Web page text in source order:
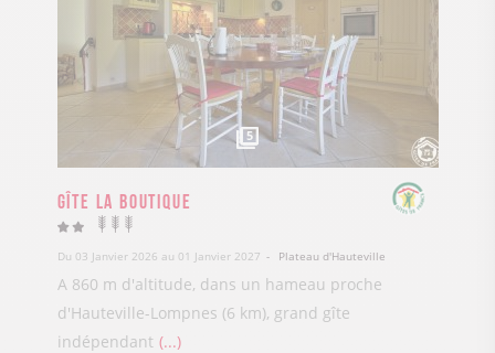
5
Gîte La Boutique
Du 03 Janvier 2026 au 01 Janvier 2027 Plateau d'Hauteville
A 860 m d'altitude, dans un hameau proche
d'Hauteville-Lompnes (6 km), grand gîte
indépendant ...